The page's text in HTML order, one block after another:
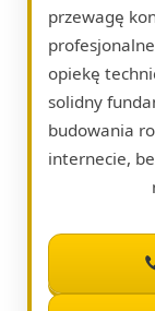
przewagę
opiekę
solidny
budowania
internecie,